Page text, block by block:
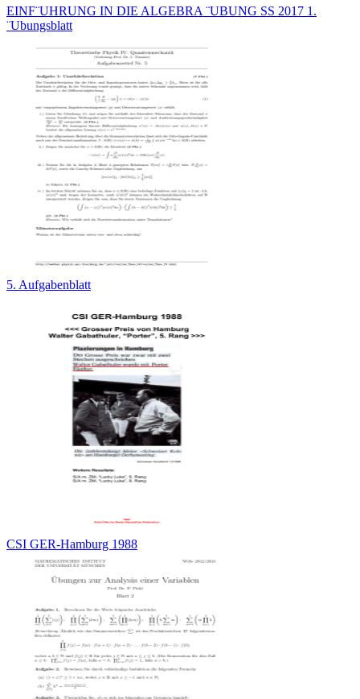
EINF¨UHRUNG IN DIE ALGEBRA ¨UBUNG SS 2017 1.
¨Ubungsblatt
5. Aufgabenblatt
CSI GER-Hamburg 1988